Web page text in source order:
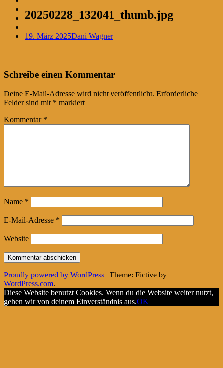
20250228_132041_thumb.jpg
19. März 2025Dani Wagner
Post
navigation
←
Schreibe einen Kommentar
Deine E-Mail-Adresse wird nicht veröffentlicht. Erforderliche
Felder sind mit * markiert
Kommentar *
Name *
E-Mail-Adresse *
Website
Proudly powered by WordPress | Theme: Fictive by
WordPress.com.
Diese Website benutzt Cookies. Wenn du die Website weiter nutzt,
gehen wir von deinem Einverständnis aus.OK